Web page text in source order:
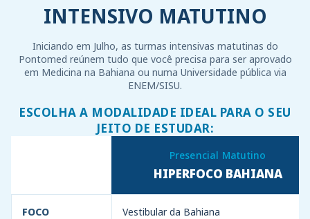
INTENSIVO MATUTINO
Iniciando em Julho, as turmas intensivas matutinas do
Pontomed reúnem tudo que você precisa para ser aprovado
em Medicina na Bahiana ou numa Universidade pública via
ENEM/SISU.
ESCOLHA A MODALIDADE IDEAL PARA O SEU
JEITO DE ESTUDAR:
Presencial Matutino
HIPERFOCO BAHIANA
FOCO Vestibular da Bahiana